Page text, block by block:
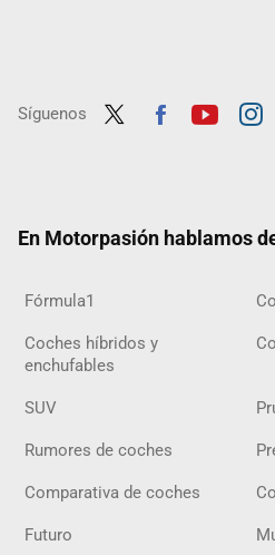
Síguenos
En Motorpasión hablamos
Fórmula1
Coches híbridos y
enchufables
SUV
Rumores de coches
Comparativa de coches
Futuro